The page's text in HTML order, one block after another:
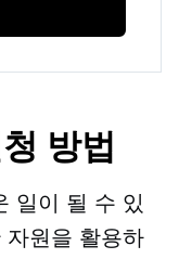
방법
일이 될 수 있
자원을 활용하